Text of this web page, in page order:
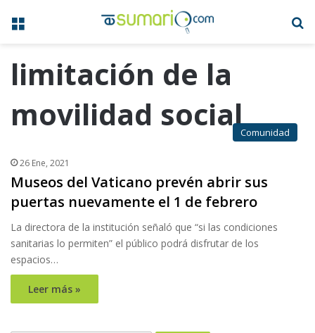
Menú
limitación de la
movilidad socialComunidad
26 Ene, 2021
Museos del Vaticano prevén abrir sus
puertas nuevamente el 1 de febrero
La directora de la institución señaló que “si las condiciones
sanitarias lo permiten” el público podrá disfrutar de los
espacios…
Leer más »